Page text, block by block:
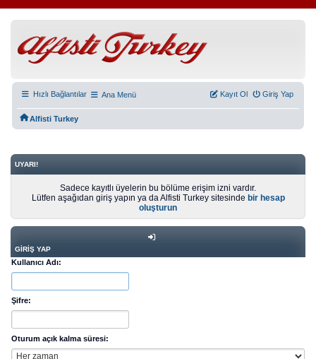
Hızlı Bağlantılar Ana Menü Giriş Yap
Kayıt Ol
Alfisti Turkey
UYARI!
Sadece kayıtlı üyelerin bu bölüme erişim izni vardır.
Lütfen aşağıdan giriş yapın ya da Alfisti Turkey sitesinde bir hesap
oluşturun
GIRIŞ YAP
Kullanıcı Adı:
Şifre:
Oturum açık kalma süresi: